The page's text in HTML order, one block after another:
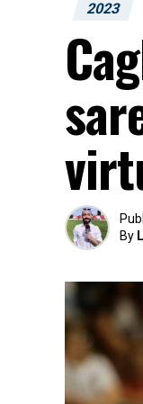
2023
By